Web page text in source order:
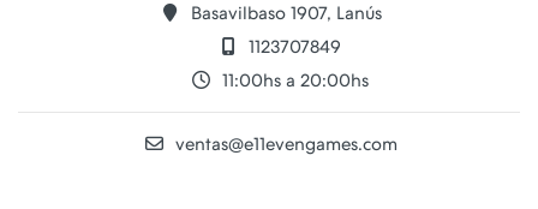
Basavilbaso 1907, Lanús
1123707849
11:00hs a 20:00hs
ventas@e11evengames.com